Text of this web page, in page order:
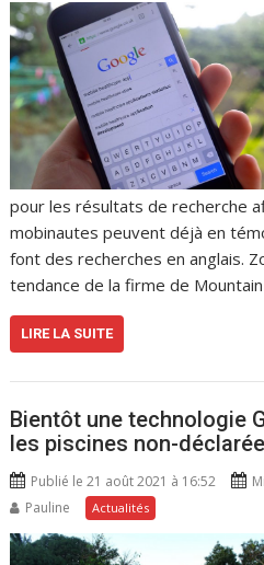
pour les résultats de recherche
mobinautes peuvent déjà en
font des recherches en anglais.
tendance de la firme de
LIRE LA SUITE
Bientôt une technologie
les piscines non-
Publié le 21 août 2021 à 16:52
Pauline
Actualités